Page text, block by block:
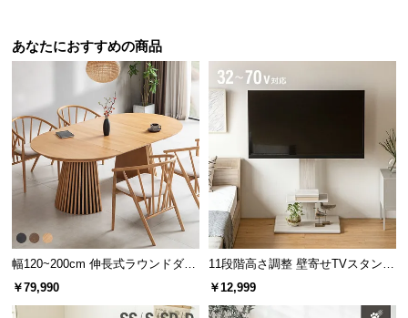
あなたにおすすめの商品
幅120~200cm 伸長式ラウンドダイ
ニングテーブル 6人掛け 天然木突
板 美しい格子デザイン
￥79,990
11段階高さ調整 壁寄せTVスタンド
キャスター付き 上下左右角度調節
￥12,999